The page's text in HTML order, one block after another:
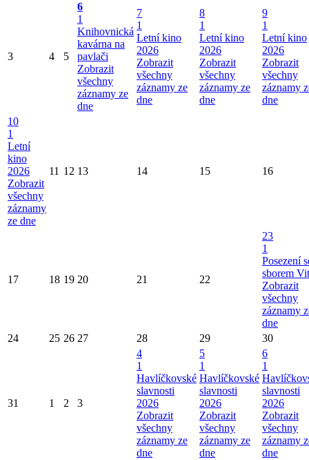
3 4 5
6
1
Knihovnická
kavárna na
pavlači
Zobrazit
všechny
záznamy ze
dne
7
1
Letní kino
2026
Zobrazit
všechny
záznamy ze
dne
8
1
Letní kino
2026
Zobrazit
všechny
záznamy ze
dne
9
1
Letní kino
2026
Zobrazit
všechny
záznamy
dne
10
1
Letní
kino
2026
Zobrazit
všechny
záznamy
ze dne
11 12 13 14 15 16
17 18 19 20 21 22
23
1
Posezení
sborem
Zobrazit
všechny
záznamy
dne
24
25 26 27 28 29 30
31 1 2 3
4
1
Havlíčkovské
slavnosti
2026
Zobrazit
všechny
záznamy ze
dne
5
1
Havlíčkovské
slavnosti
2026
Zobrazit
všechny
záznamy ze
dne
6
1
slavnosti
2026
Zobrazit
všechny
záznamy
dne